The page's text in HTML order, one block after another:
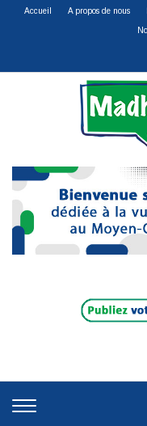
Accueil A propos de nous